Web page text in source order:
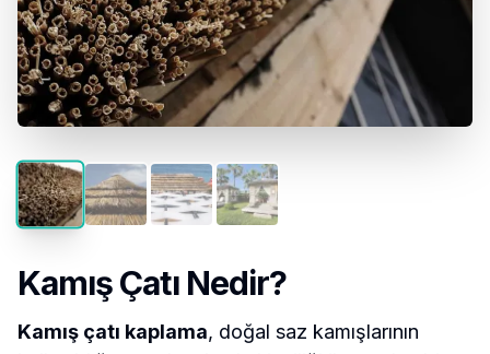
Kamış Çatı Nedir?
Kamış çatı kaplama, doğal saz kamışlarının